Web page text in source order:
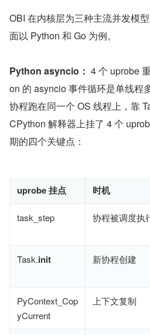
OBI 在内核层为三种主流并发模
面以 Python 和 Go 为例。
Python asyncio： 4 个 uprobe
on 的 asyncio 事件循环是单线程
协程跑在同一个 OS 线程上，靠
CPython 解释器上挂了 4 个
期的四个关键点：
uprobe 挂点 时机
task_step 协程被调度执
Task.init 新协程创建
PyContext_Cop
yCurrent
上下文复制